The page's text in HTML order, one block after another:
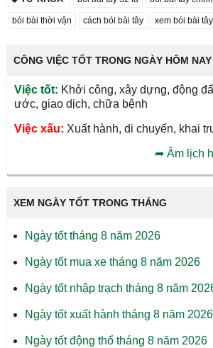
bói bài thời vận cách bói bài tây xem bói bài tây
CÔNG VIỆC TỐT TRONG NGÀY HÔM NAY
Việc tốt: Khởi công, xây dựng, động
ước, giao dịch, chữa bệnh
Việc xấu: Xuất hành, di chuyển, khai
➦Âm lịch
XEM NGÀY TỐT TRONG THÁNG
Ngày tốt tháng 8 năm 2026
Ngày tốt mua xe tháng 8 năm 2026
Ngày tốt nhập trạch tháng 8 năm
Ngày tốt xuất hành tháng 8 năm 2026
Ngày tốt động thổ tháng 8 năm 2026